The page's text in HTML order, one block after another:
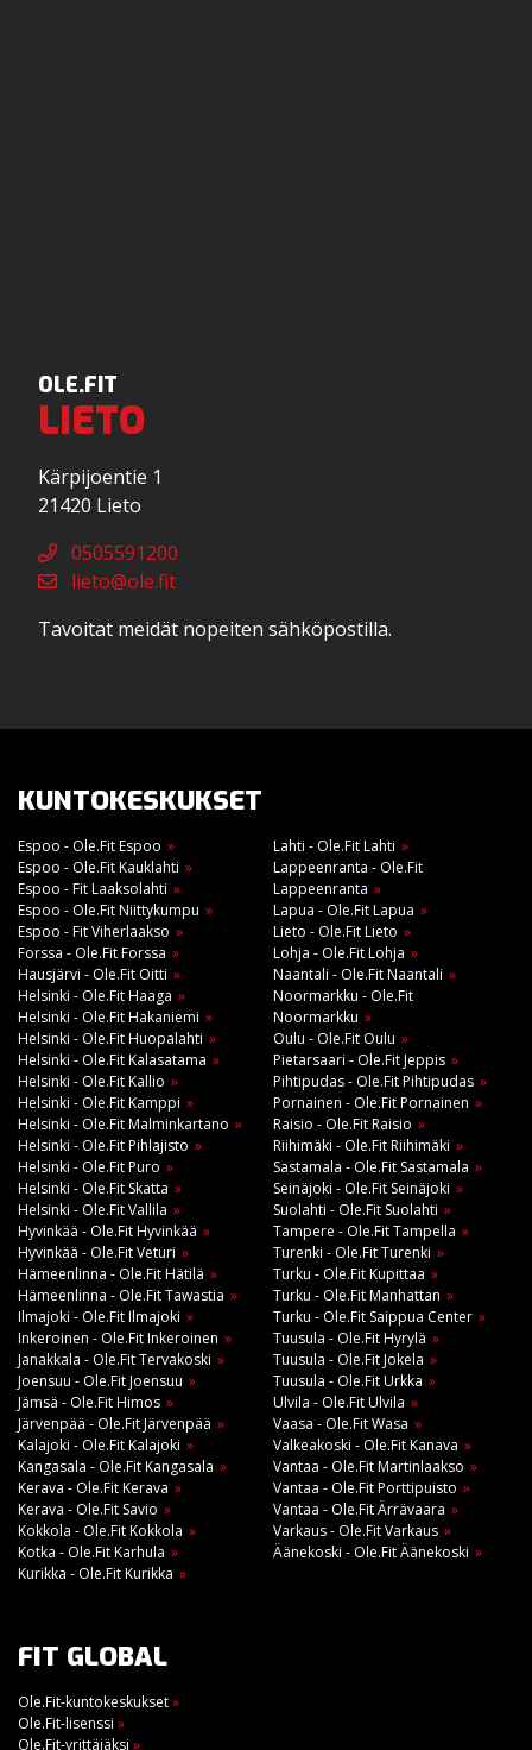
OLE.FIT
LIETO
Kärpijoentie 1
21420 Lieto
0505591200
lieto@ole.fit
Tavoitat meidät nopeiten sähköpostilla.
KUNTOKESKUKSET
Espoo - Ole.Fit Espoo
Espoo - Ole.Fit Kauklahti
Espoo - Fit Laaksolahti
Espoo - Ole.Fit Niittykumpu
Espoo - Fit Viherlaakso
Forssa - Ole.Fit Forssa
Hausjärvi - Ole.Fit Oitti
Helsinki - Ole.Fit Haaga
Helsinki - Ole.Fit Hakaniemi
Helsinki - Ole.Fit Huopalahti
Helsinki - Ole.Fit Kalasatama
Helsinki - Ole.Fit Kallio
Helsinki - Ole.Fit Kamppi
Helsinki - Ole.Fit Malminkartano
Helsinki - Ole.Fit Pihlajisto
Helsinki - Ole.Fit Puro
Helsinki - Ole.Fit Skatta
Helsinki - Ole.Fit Vallila
Hyvinkää - Ole.Fit Hyvinkää
Hyvinkää - Ole.Fit Veturi
Hämeenlinna - Ole.Fit Hätilä
Hämeenlinna - Ole.Fit Tawastia
Ilmajoki - Ole.Fit Ilmajoki
Inkeroinen - Ole.Fit Inkeroinen
Janakkala - Ole.Fit Tervakoski
Joensuu - Ole.Fit Joensuu
Jämsä - Ole.Fit Himos
Järvenpää - Ole.Fit Järvenpää
Kalajoki - Ole.Fit Kalajoki
Kangasala - Ole.Fit Kangasala
Kerava - Ole.Fit Kerava
Kerava - Ole.Fit Savio
Kokkola - Ole.Fit Kokkola
Kotka - Ole.Fit Karhula
Kurikka - Ole.Fit Kurikka
Lahti - Ole.Fit Lahti
Lappeenranta - Ole.Fit
Lappeenranta
Lapua - Ole.Fit Lapua
Lieto - Ole.Fit Lieto
Lohja - Ole.Fit Lohja
Naantali - Ole.Fit Naantali
Noormarkku - Ole.Fit
Noormarkku
Oulu - Ole.Fit Oulu
Pietarsaari - Ole.Fit Jeppis
Pihtipudas - Ole.Fit Pihtipudas
Pornainen - Ole.Fit Pornainen
Raisio - Ole.Fit Raisio
Riihimäki - Ole.Fit Riihimäki
Sastamala - Ole.Fit Sastamala
Seinäjoki - Ole.Fit Seinäjoki
Suolahti - Ole.Fit Suolahti
Tampere - Ole.Fit Tampella
Turenki - Ole.Fit Turenki
Turku - Ole.Fit Kupittaa
Turku - Ole.Fit Manhattan
Turku - Ole.Fit Saippua Center
Tuusula - Ole.Fit Hyrylä
Tuusula - Ole.Fit Jokela
Tuusula - Ole.Fit Urkka
Ulvila - Ole.Fit Ulvila
Vaasa - Ole.Fit Wasa
Valkeakoski - Ole.Fit Kanava
Vantaa - Ole.Fit Martinlaakso
Vantaa - Ole.Fit Porttipuisto
Vantaa - Ole.Fit Ärrävaara
Varkaus - Ole.Fit Varkaus
Äänekoski - Ole.Fit Äänekoski
FIT GLOBAL
Ole.Fit-kuntokeskukset»
Ole.Fit-lisenssi »
Ole.Fit-yrittäjäksi »